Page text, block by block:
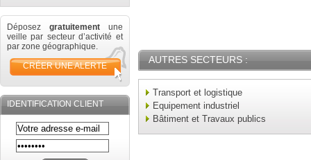
Déposez gratuitement une
veille par secteur d’activité et
par zone géographique.
CRÉER UNE ALERTE
IDENTIFICATION CLIENT
AUTRES SECTEURS :
Transport et logistique
Equipement industriel
Bâtiment et Travaux publics